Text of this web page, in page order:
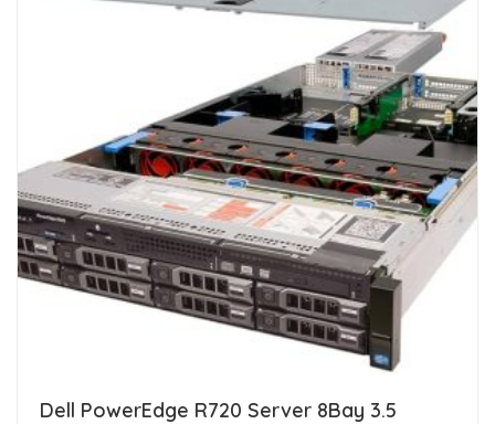
Dell PowerEdge R720 Server 8Bay 3.5